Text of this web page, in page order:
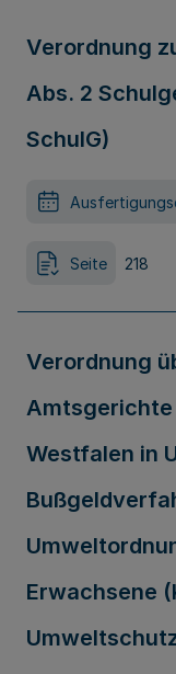
Verordnung
Abs. 2
SchulG)
Seite 218
Verordnung
Amtsgerichte
Westfalen in
Erwachsene